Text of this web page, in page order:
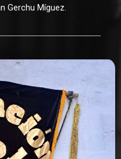
Gerchu Míguez.